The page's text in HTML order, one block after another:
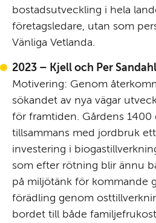
bostadsutveckling i hela
företagsledare, utan som
Vänliga Vetlanda.
2023 – Kjell och Per
Motivering: Genom
sökandet av nya vägar
för framtiden. Gårdens 1400
tillsammans med jordbruk
investering i
som efter rötning blir ännu
på miljötänk för kommande
förädling genom
bordet till både